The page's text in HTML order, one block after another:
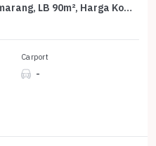
Rumah Dijual di Simongan, Semarang, LB 90m², Harga Kompetitif!
Carport
-